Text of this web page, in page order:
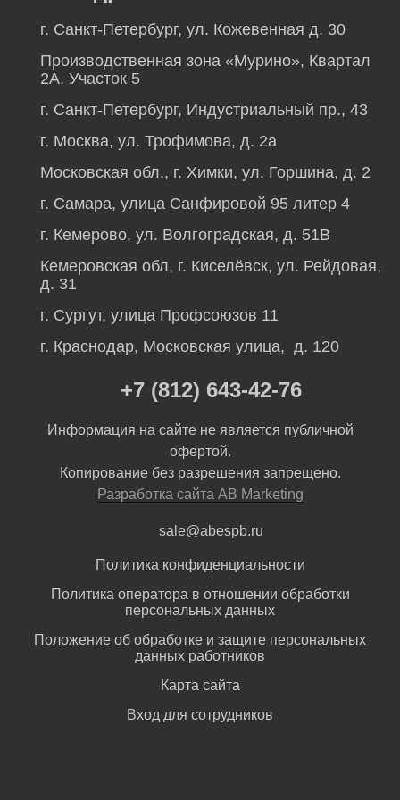
г. Санкт-Петербург, ул. Кожевенная д. 30
Производственная зона «Мурино», Квартал
2А, Участок 5
г. Санкт-Петербург, Индустриальный пр., 43
г. Москва, ул. Трофимова, д. 2а
Московская обл., г. Химки, ул. Горшина, д. 2
г. Самара, улица Санфировой 95 литер 4
г. Кемерово, ул. Волгоградская, д. 51В
Кемеровская обл, г. Киселёвск, ул. Рейдовая,
д. 31
г. Сургут, улица Профсоюзов 11
г. Краснодар, Московская улица, д. 120
+7 (812) 643-42-76
Информация на сайте не является публичной
офертой.
Копирование без разрешения запрещено.
Разработка сайта AB Marketing
sale@abespb.ru
Политика конфиденциальности
Политика оператора в отношении обработки
персональных данных
Положение об обработке и защите персональных
данных работников
Карта сайта
Вход для сотрудников